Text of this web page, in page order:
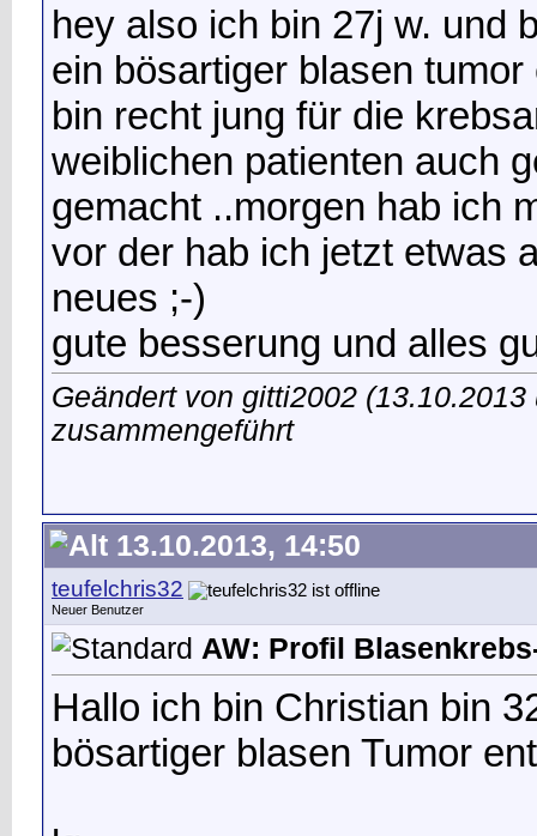
hey also ich bin 27j w. und
ein bösartiger blasen
bin recht jung für die
weiblichen patienten auch
gemacht ..morgen hab ich
vor der hab ich jetzt etwas
neues ;-)
gute besserung und alles
Geändert von gitti2002
zusammengeführt
13.10.2013, 14:50
teufelchris32
Neuer Benutzer
AW: Profil
Hallo ich bin Christian bin
bösartiger blasen Tumor